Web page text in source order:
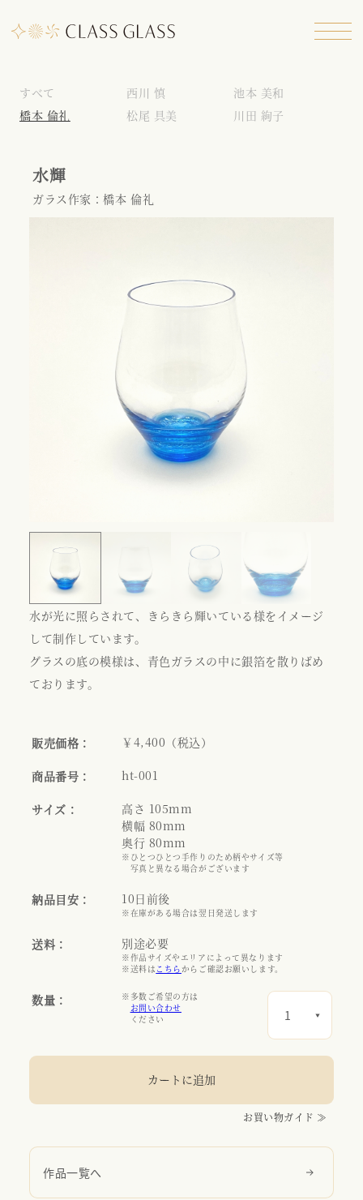
すべて 西川 慎
池本 美和
橋本 倫礼
松尾 具美 川田 絢子
水輝
ガラス作家：橋本 倫礼
水が光に照らされて、きらきら輝いている様をイメージ
して制作しています。
グラスの底の模様は、青色ガラスの中に銀箔を散りばめ
ております。
販売価格： ￥4,400（税込）
商品番号： ht-001
サイズ：
高さ 105mm
横幅 80mm
奥行 80mm
※ひとつひとつ手作りのため柄やサイズ等
写真と異なる場合がございます
納品目安： 10日前後
※在庫がある場合は翌日発送します
送料： 別途必要
※作品サイズやエリアによって異なります
※送料は こちら からご確認お願いします。
数量：
※多数ご希望の方は
お問い合わせ
ください
お買い物ガイド ≫
作品一覧へ